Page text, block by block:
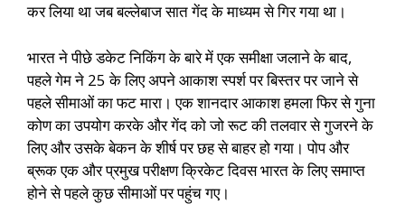
कर लिया था जब बल्लेबाज सात गेंद के माध्यम से गिर गया था।
भारत ने पीछे डकेट निकिंग के बारे में एक समीक्षा जलाने के बाद,
पहले गेम ने 25 के लिए अपने आकाश स्पर्श पर बिस्तर पर जाने से
पहले सीमाओं का फट मारा। एक शानदार आकाश हमला फिर से गुना
कोण का उपयोग करके और गेंद को जो रूट की तलवार से गुजरने के
लिए और उसके बेकन के शीर्ष पर छह से बाहर हो गया। पोप और
ब्रूक एक और प्रमुख परीक्षण क्रिकेट दिवस भारत के लिए समाप्त
होने से पहले कुछ सीमाओं पर पहुंच गए।